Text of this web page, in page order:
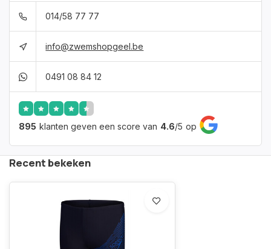
014/58 77 77
info@zwemshopgeel.be
0491 08 84 12
895 klanten geven een score van 4.6/5 op
Recent bekeken